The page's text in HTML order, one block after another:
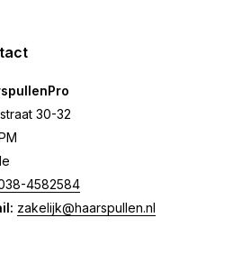
30-32
4582584
zakelijk@haarspullen.nl